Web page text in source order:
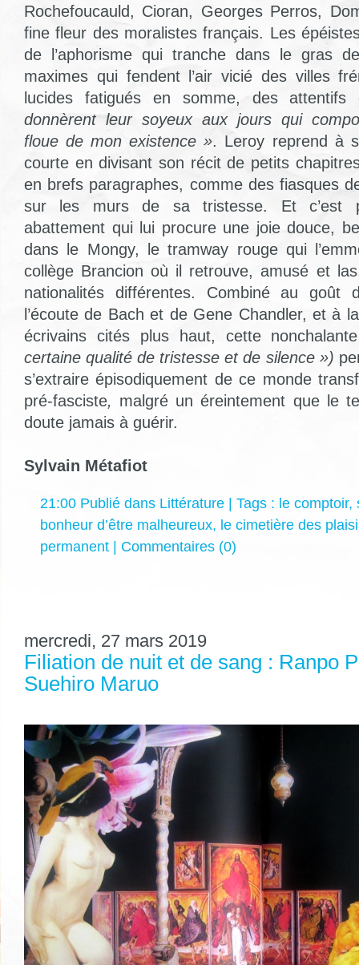
Rochefoucauld, Cioran, Georges Perros,
fine fleur des moralistes français. Les
de l’aphorisme qui tranche dans le gras
maximes qui fendent l’air vicié des villes
lucides fatigués en somme, des
donnèrent leur soyeux aux jours qui
floue de mon existence ». Leroy reprend à
courte en divisant son récit de petits
en brefs paragraphes, comme des fiasques
sur les murs de sa tristesse. Et c’est
abattement qui lui procure une joie douce,
dans le Mongy, le tramway rouge qui
collège Brancion où il retrouve, amusé et
nationalités différentes. Combiné au goût
l’écoute de Bach et de Gene Chandler, et à
écrivains cités plus haut, cette
certaine qualité de tristesse et de silence »)
s’extraire épisodiquement de ce monde
pré-fasciste, malgré un éreintement que le
doute jamais à guérir.
Sylvain Métafiot
21:00 Publié dans Littérature | Tags : le comptoir,
bonheur d’être malheureux, le cimetière des
permanent
Commentaires (0)
mercredi, 27 mars 2019
Filiation de nuit et de sang : Ranpo
Suehiro Maruo